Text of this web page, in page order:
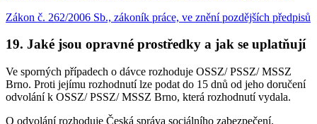
Zákon č. 262/2006 Sb., zákoník práce, ve znění pozdějších předpisů
19. Jaké jsou opravné prostředky a jak se uplatňují
Ve sporných případech o dávce rozhoduje OSSZ/ PSSZ/ MSSZ
Brno. Proti jejímu rozhodnutí lze podat do 15 dnů od jeho doručení
odvolání k OSSZ/ PSSZ/ MSSZ Brno, která rozhodnutí vydala.
O odvolání rozhoduje Česká správa sociálního zabezpečení.